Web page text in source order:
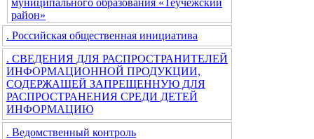
муниципального образования «Теучежский
район»
. Российская общественная инициатива
. СВЕДЕНИЯ ДЛЯ РАСПРОСТРАНИТЕЛЕЙ
ИНФОРМАЦИОННОЙ ПРОДУКЦИИ,
СОДЕРЖАЩЕЙ ЗАПРЕЩЕННУЮ ДЛЯ
РАСПРОСТРАНЕНИЯ СРЕДИ ДЕТЕЙ
ИНФОРМАЦИЮ
. Ведомственный контроль